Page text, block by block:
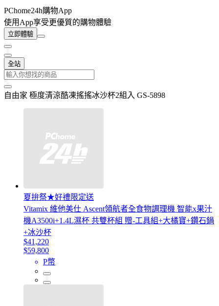
PChome24h購物App
使用App享受更優質的購物體驗
立即體驗
全站
自由家 極度清涼酷凍搖搖冰沙杯2組入 GS-5898
夏拚祭★好禮限定送
Vitamix 維他美仕 Ascent領航者全食物調理機 智能x果汁
機A3500i+1.4L濕杯 共雙杯組 贈-工具組+大橘寶+鑽石鍋
+冰沙杯
$41,220
$59,800
P幣